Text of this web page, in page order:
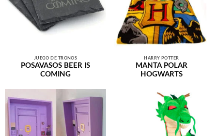
JUEGO DE TRONOS
POSAVASOS BEER IS
COMING
HARRY POTTER
MANTA POLAR
HOGWARTS